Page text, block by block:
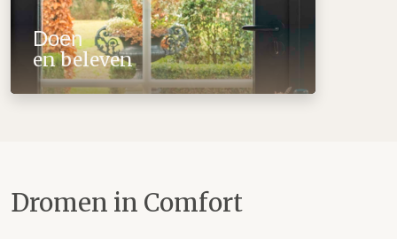
Doen
en beleven
Dromen in Comfort